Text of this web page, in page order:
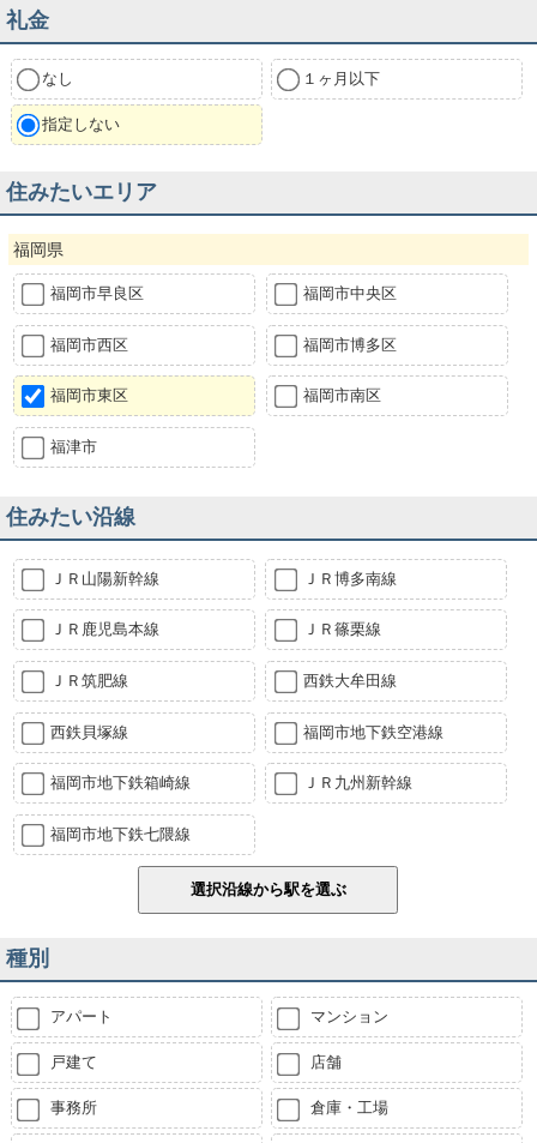
礼金
なし １ヶ月以下
指定しない
住みたいエリア
福岡県
福岡市早良区 福岡市中央区
福岡市西区 福岡市博多区
福岡市東区 福岡市南区
福津市
住みたい沿線
ＪＲ山陽新幹線 ＪＲ博多南線
ＪＲ鹿児島本線 ＪＲ篠栗線
ＪＲ筑肥線 西鉄大牟田線
西鉄貝塚線 福岡市地下鉄空港線
福岡市地下鉄箱崎線 ＪＲ九州新幹線
福岡市地下鉄七隈線
種別
アパート マンション
戸建て 店舗
事務所 倉庫・工場